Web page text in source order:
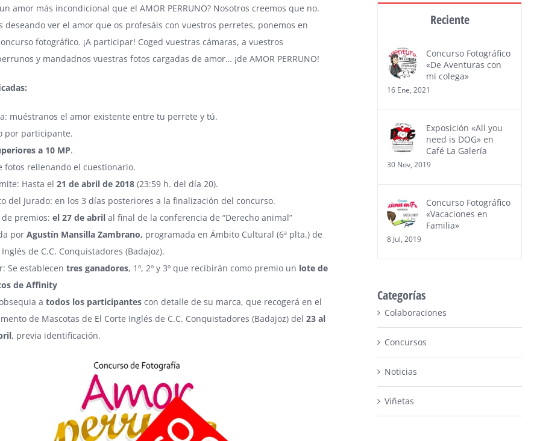
amor más incondicional que el AMOR PERRUNO? Nosotros creemos que no.
deseando ver el amor que os profesáis con vuestros perretes, ponemos en
fotográfico. ¡A participar! Coged vuestras cámaras, a vuestros
y mandadnos vuestras fotos cargadas de amor… ¡de AMOR PERRUNO!
muéstranos el amor existente entre tu perrete y tú.
por participante.
a 10 MP.
fotos rellenando el cuestionario.
Hasta el 21 de abril de 2018 (23:59 h. del día 20).
del Jurado: en los 3 días posteriores a la finalización del concurso.
de premios: el 27 de abril al final de la conferencia de “Derecho animal”
por Agustín Mansilla Zambrano, programada en Ámbito Cultural (6ª plta.) de
Inglés de C.C. Conquistadores (Badajoz).
Se establecen tres ganadores, 1º, 2º y 3º que recibirán como premio un lote de
de Affinity
a todos los participantes con detalle de su marca, que recogerá en el
de Mascotas de El Corte Inglés de C.C. Conquistadores (Badajoz) del 23 al
, previa identificación.
Reciente
Concurso Fotográfico
«De Aventuras con
mi colega»
16 Ene, 2021
Exposición «All you
need is DOG» en
Café La Galería
30 Nov, 2019
Concurso Fotográfico
«Vacaciones en
Familia»
8 Jul, 2019
Categorías
Colaboraciones
Concursos
Noticias
Viñetas